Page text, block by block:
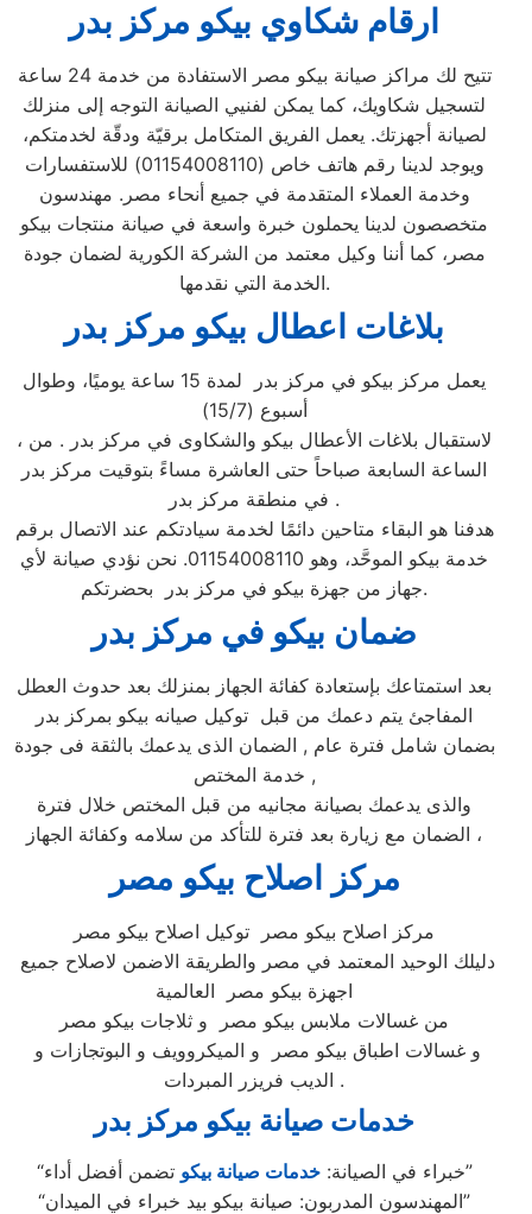
ارقام شكاوي بيكو مركز بدر
تتيح لك مراكز صيانة بيكو مصر الاستفادة من خدمة 24 ساعة
لتسجيل شكاويك، كما يمكن لفنيي الصيانة التوجه إلى منزلك
لصيانة أجهزتك. يعمل الفريق المتكامل برقيّة ودقّة لخدمتكم،
ويوجد لدينا رقم هاتف خاص (01154008110) للاستفسارات
وخدمة العملاء المتقدمة في جميع أنحاء مصر. مهندسون
متخصصون لدينا يحملون خبرة واسعة في صيانة منتجات بيكو
مصر، كما أننا وكيل معتمد من الشركة الكورية لضمان جودة
الخدمة التي نقدمها.
بلاغات اعطال بيكو مركز بدر
يعمل مركز بيكو في مركز بدر لمدة 15 ساعة يوميًا، وطوال
أسبوع (15/7)
، لاستقبال بلاغات الأعطال بيكو والشكاوى في مركز بدر . من
الساعة السابعة صباحاً حتى العاشرة مساءً بتوقيت مركز بدر
في منطقة مركز بدر .
هدفنا هو البقاء متاحين دائمًا لخدمة سيادتكم عند الاتصال برقم
خدمة بيكو الموحَّد، وهو 01154008110. نحن نؤدي صيانة لأي
جهاز من جهزة بيكو في مركز بدر بحضرتكم.
ضمان بيكو في مركز بدر
بعد استمتاعك بإستعادة كفائة الجهاز بمنزلك بعد حدوث العطل
المفاجئ يتم دعمك من قبل توكيل صيانه بيكو بمركز بدر
بضمان شامل فترة عام , الضمان الذى يدعمك بالثقة فى جودة
خدمة المختص ,
والذى يدعمك بصيانة مجانيه من قبل المختص خلال فترة
الضمان مع زيارة بعد فترة للتأكد من سلامه وكفائة الجهاز ،
مركز اصلاح بيكو مصر
مركز اصلاح بيكو مصر توكيل اصلاح بيكو مصر
اجهزة بيكو مصر العالمية
من غسالات ملابس بيكو مصر و ثلاجات بيكو مصر
الديب فريزر المبردات .
خدمات صيانة بيكو مركز بدر
“خبراء في الصيانة:خدمات صيانة بيكو
تضمن أفضل أداء”
“المهندسون المدربون: صيانة بيكو بيد خبراء في الميدان”